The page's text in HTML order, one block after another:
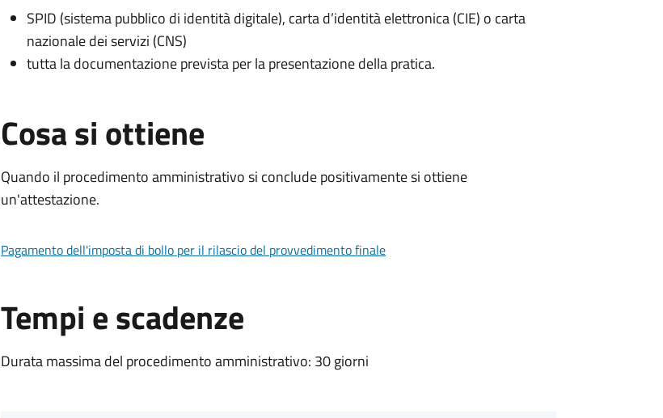
SPID (sistema pubblico di identità digitale), carta d’identità elettronica (CIE) o carta
nazionale dei servizi (CNS)
tutta la documentazione prevista per la presentazione della pratica.
Cosa si ottiene
Quando il procedimento amministrativo si conclude positivamente si ottiene
un'attestazione.
Pagamento dell'imposta di bollo per il rilascio del provvedimento finale
Tempi e scadenze
Durata massima del procedimento amministrativo: 30 giorni